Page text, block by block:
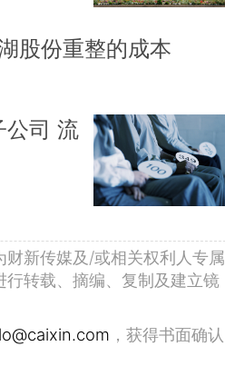
股份重整的成本
公司 流
新传媒及/或相关权利人专属
转载、摘编、复制及建立镜
，获得书面确认